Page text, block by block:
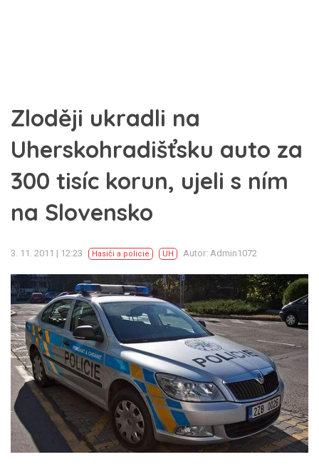
Zloději ukradli na
Uherskohradišťsku auto za
300 tisíc korun, ujeli s ním
na Slovensko
3. 11. 2011 | 12:23 Hasiči a policie UH Autor: Admin1072